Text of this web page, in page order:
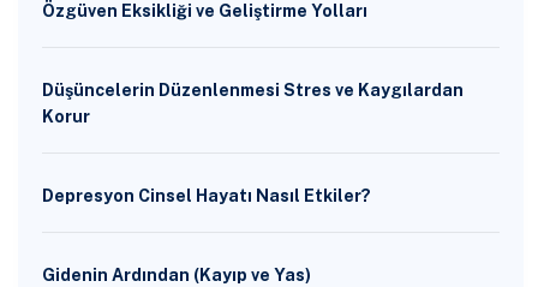
Özgüven Eksikliği ve Geliştirme Yolları
Düşüncelerin Düzenlenmesi Stres ve Kaygılardan
Korur
Depresyon Cinsel Hayatı Nasıl Etkiler?
Gidenin Ardından (Kayıp ve Yas)